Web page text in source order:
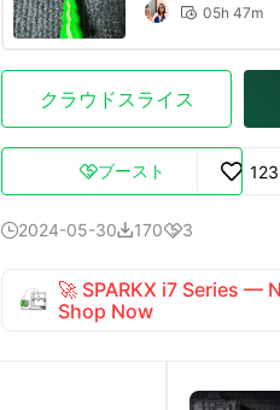
 05h 47m
クラウドスライス
ブースト 123
2024-05-301703
🚀 SPARKX i7 Series —
Shop Now